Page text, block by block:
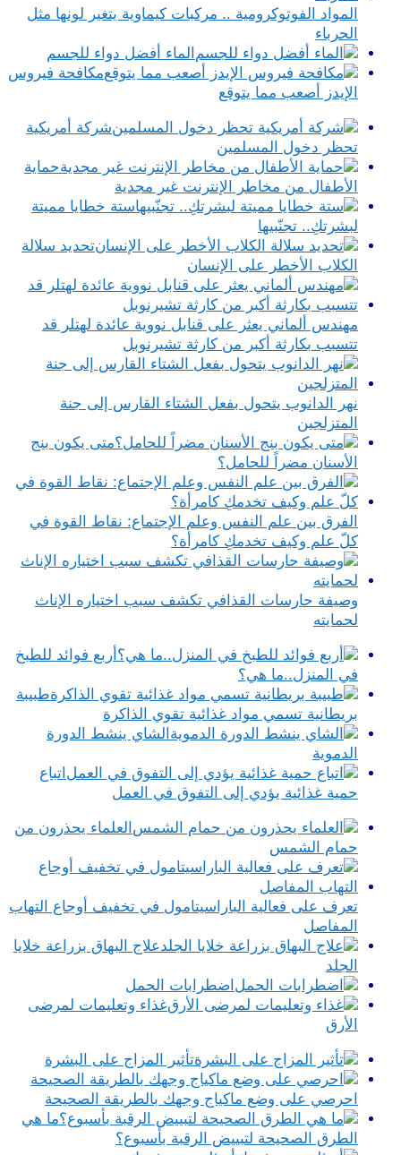
المواد الفوتوكرومية .. مركبات كيماوية يتغير لونها مثل
الحرباء
الماء أفضل دواء للجسم
مكافحة فيروس
الإيدز أصعب مما يتوقع
شركة أمريكية
تحظر دخول المسلمين
حماية
الأطفال من مخاطر الإنترنت غير مجدية
ستة خطايا مميتة
لبشرتكِ.. تجنّبيها
تحديد سلالة
الكلاب الأخطر على الإنسان
مهندس ألماني يعثر على قنابل نووية عائدة لهتلر قد
تتسبب بكارثة أكبر من كارثة تشيرنوبل
نهر الدانوب يتحول بفعل الشتاء القارس إلى جنة
المتزلجين
متى يكون بنج
الأسنان مضراً للحامل؟
الفرق بين علم النفس وعلم الإجتماع​: نقاط القوة في
كلّ علم وكيف تخدمكِ كامرأة؟
وصيفة حارسات القذافي تكشف سبب اختياره الإناث
لحمايته
أربع فوائد للطبخ
في المنزل..ما هي؟
طبيبة
بريطانية تسمي مواد غذائية تقوي الذاكرة
الشاي ينشط الدورة
الدموية
اتباع
حمية غذائية يؤدي إلى التفوق في العمل
العلماء يحذرون من
حمام الشمس
تعرف على فعالية الباراسيتامول في تخفيف أوجاع التهاب
المفاصل
علاج البهاق بزراعة خلايا
الجلد
اضطرابات الحمل
غذاء وتعليمات لمرضى
الأرق
تأثير المزاج على البشرة
احرصي على وضع ماكياج وجهك بالطريقة الصحيحة
ما هي
الطرق الصحيحة لتبييض الرقبة بأسبوع؟